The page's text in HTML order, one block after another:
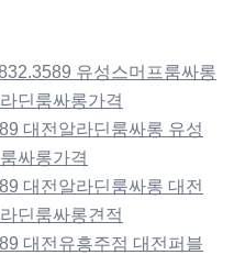
유성스머프룸싸롱
딘룸싸롱가격
대전알라딘룸싸롱 유성
싸롱가격
대전알라딘룸싸롱 대전
딘룸싸롱견적
대전유흥주점 대전퍼블